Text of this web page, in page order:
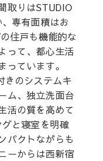
取りはSTUDIO
専有面積はお
住戸も機能的な
って、都心生活
っています。
きのシステムキ
ム、独立洗面台
活の質を高めて
と寝室を明確
パクトながらも
ーからは西新宿